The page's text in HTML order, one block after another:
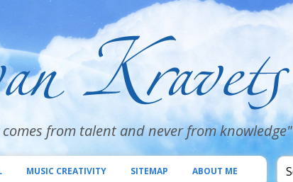
from talent and never from knowledge"
Skip
toMUSIC CREATIVITY SITEMAP ABOUT ME